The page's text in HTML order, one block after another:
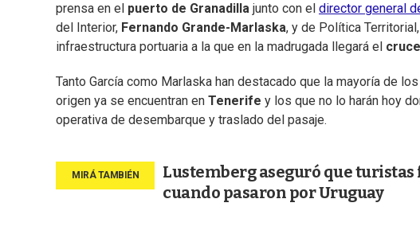
prensa en el puerto de Granadilla junto con el director general
del Interior, Fernando Grande-Marlaska, y de Política Territorial,
infraestructura portuaria a la que en la madrugada llegará el
Tanto García como Marlaska han destacado que la mayoría de
origen ya se encuentran en Tenerife y los que no lo harán hoy
operativa de desembarque y traslado del pasaje.
Lustemberg aseguró que
cuando pasaron por Uruguay